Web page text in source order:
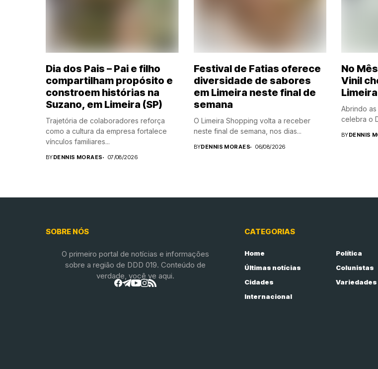
Dia dos Pais – Pai e filho
compartilham propósito e
constroem histórias na
Suzano, em Limeira (SP)
Trajetória de colaboradores reforça
como a cultura da empresa fortalece
vínculos familiares...
BYDENNIS MORAES 07/08/2026
Festival de Fatias oferece
diversidade de sabores
em Limeira neste final de
semana
O Limeira Shopping volta a receber
neste final de semana, nos dias...
BYDENNIS MORAES 06/08/2026
No
Vinil
Abrindo
celebra o
BYDENNIS
SOBRE NÓS
O primeiro portal de notícias e informações
sobre a região de DDD 019. Conteúdo de
verdade, você ve aqui.
CATEGORIAS
Home
Política
Últimas notícias
Colunistas
Cidades
Variedades
Internacional